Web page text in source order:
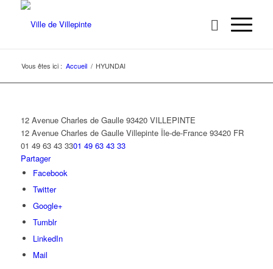
Vous êtes ici : Accueil / HYUNDAI
12 Avenue Charles de Gaulle 93420 VILLEPINTE
12 Avenue Charles de Gaulle Villepinte Île-de-France 93420 FR
01 49 63 43 3301 49 63 43 33
Partager
Facebook
Twitter
Google+
Tumblr
LinkedIn
Mail